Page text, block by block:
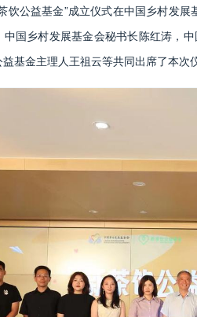
饮公益基金”成立仪式在中国乡村发
中国乡村发展基金会秘书长陈红涛，
基金主理人王祖云等共同出席了本次